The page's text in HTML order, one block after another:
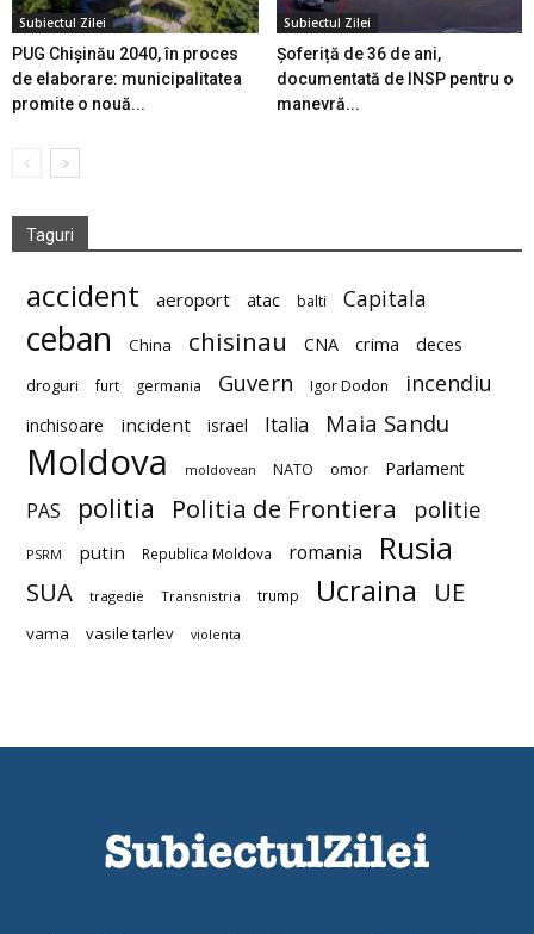
Subiectul Zilei
PUG Chișinău 2040, în proces
de elaborare: municipalitatea
promite o nouă...
Subiectul Zilei
Șoferiță de 36 de ani,
documentată de INSP pentru o
manevră...
Taguri
accident aeroport atac balti Capitala
ceban China chisinau CNA crima deces
droguri furt germania Guvern Igor Dodon incendiu
inchisoare incident israel Italia Maia Sandu
Moldova moldovean NATO omor Parlament
PAS politia Politia de Frontiera politie
PSRM putin Republica Moldova romania Rusia
SUA tragedie Transnistria trump Ucraina UE
vama vasile tarlev violenta